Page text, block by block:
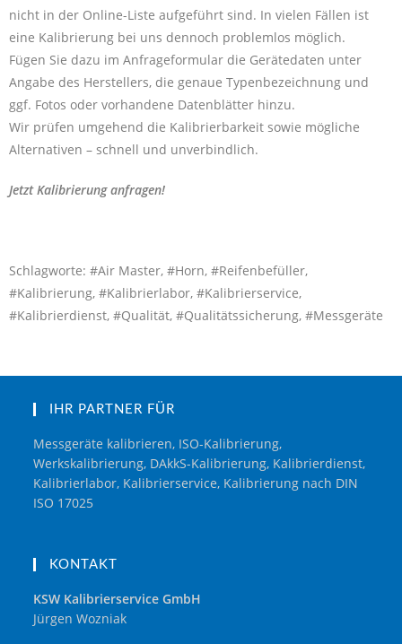
nicht in der Online-Liste aufgeführt sind. In vielen Fällen ist
eine Kalibrierung bei uns dennoch problemlos möglich.
Fügen Sie dazu im Anfrageformular die Gerätedaten unter
Angabe des Herstellers, die genaue Typenbezeichnung und
ggf. Fotos oder vorhandene Datenblätter hinzu.
Wir prüfen umgehend die Kalibrierbarkeit sowie mögliche
Alternativen – schnell und unverbindlich.
Jetzt Kalibrierung anfragen!
Schlagworte: #Air Master, #Horn, #Reifenbefüller,
#Kalibrierung, #Kalibrierlabor, #Kalibrierservice,
#Kalibrierdienst, #Qualität, #Qualitätssicherung, #Messgeräte
IHR PARTNER FÜR
Messgeräte kalibrieren, ISO-Kalibrierung,
Werkskalibrierung, DAkkS-Kalibrierung, Kalibrierdienst,
Kalibrierlabor, Kalibrierservice, Kalibrierung nach DIN
ISO 17025
KONTAKT
KSW Kalibrierservice GmbH
Jürgen Wozniak